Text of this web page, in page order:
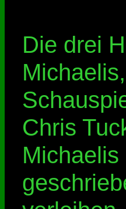
Die drei
Chris